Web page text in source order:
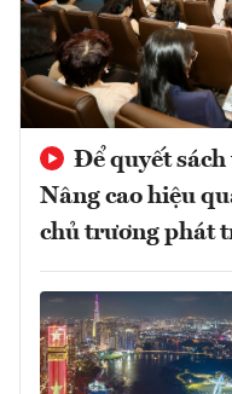
Để quyết
Nâng cao hiệu
chủ trương phát